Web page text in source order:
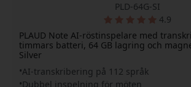
PLD-64G-SI
4.9
PLAUD Note AI-röstinspelare med
timmars batteri, 64 GB lagring och
Silver
AI-transkribering på 112 språk
Dubbel inspelning för möten